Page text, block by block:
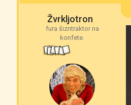
Žvrkljotron
fura šizntraktor na
konfete.